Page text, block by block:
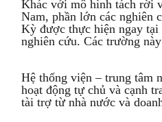
Khác với mô hình tách rời
Nam, phần lớn các nghiên
Kỳ được thực hiện ngay tại
nghiên cứu. Các trường
Hệ thống viện – trung tâm
hoạt động tự chủ và cạnh
tài trợ từ nhà nước và